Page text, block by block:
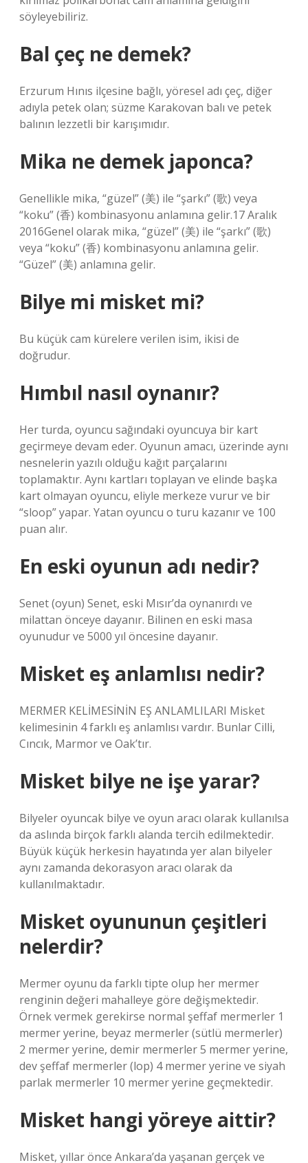
söyleyebiliriz.
Bal çeç ne demek?
Erzurum Hınıs ilçesine bağlı, yöresel adı çeç, diğer
adıyla petek olan; süzme Karakovan balı ve petek
balının lezzetli bir karışımıdır.
Mika ne demek japonca?
Genellikle mika, “güzel” (美) ile “şarkı” (歌) veya
“koku” (香) kombinasyonu anlamına gelir.17 Aralık
2016Genel olarak mika, “güzel” (美) ile “şarkı” (歌)
veya “koku” (香) kombinasyonu anlamına gelir.
“Güzel” (美) anlamına gelir.
Bilye mi misket mi?
Bu küçük cam kürelere verilen isim, ikisi de
doğrudur.
Hımbıl nasıl oynanır?
Her turda, oyuncu sağındaki oyuncuya bir kart
geçirmeye devam eder. Oyunun amacı, üzerinde aynı
nesnelerin yazılı olduğu kağıt parçalarını
toplamaktır. Aynı kartları toplayan ve elinde başka
kart olmayan oyuncu, eliyle merkeze vurur ve bir
“sloop” yapar. Yatan oyuncu o turu kazanır ve 100
puan alır.
En eski oyunun adı nedir?
Senet (oyun) Senet, eski Mısır’da oynanırdı ve
milattan önceye dayanır. Bilinen en eski masa
oyunudur ve 5000 yıl öncesine dayanır.
Misket eş anlamlısı nedir?
MERMER KELİMESİNİN EŞ ANLAMLILARI Misket
kelimesinin 4 farklı eş anlamlısı vardır. Bunlar Cilli,
Cıncık, Marmor ve Oak’tır.
Misket bilye ne işe yarar?
Bilyeler oyuncak bilye ve oyun aracı olarak kullanılsa
da aslında birçok farklı alanda tercih edilmektedir.
Büyük küçük herkesin hayatında yer alan bilyeler
aynı zamanda dekorasyon aracı olarak da
kullanılmaktadır.
Misket oyununun çeşitleri
nelerdir?
Mermer oyunu da farklı tipte olup her mermer
renginin değeri mahalleye göre değişmektedir.
Örnek vermek gerekirse normal şeffaf mermerler 1
mermer yerine, beyaz mermerler (sütlü mermerler)
2 mermer yerine, demir mermerler 5 mermer yerine,
dev şeffaf mermerler (lop) 4 mermer yerine ve siyah
parlak mermerler 10 mermer yerine geçmektedir.
Misket hangi yöreye aittir?
Misket, yıllar önce Ankara’da yaşanan gerçek ve